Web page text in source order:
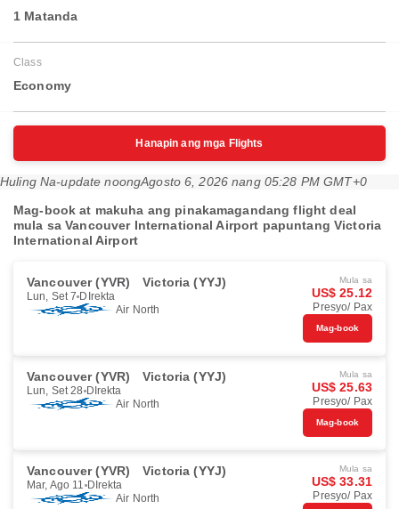
1 Matanda
Class
Economy
Hanapin ang mga Flights
Huling Na-update noongAgosto 6, 2026 nang 05:28 PM GMT+0
Mag-book at makuha ang pinakamagandang flight deal
mula sa Vancouver International Airport papuntang Victoria
International Airport
Vancouver (YVR) Victoria (YYJ)
Lun, Set 7 DIrekta
Air North
Mula sa
US$ 25.12
Presyo/ Pax
Mag-book
Vancouver (YVR) Victoria (YYJ)
Lun, Set 28 DIrekta
Air North
Mula sa
US$ 25.63
Presyo/ Pax
Mag-book
Vancouver (YVR) Victoria (YYJ)
Mar, Ago 11 DIrekta
Air North
Mula sa
US$ 33.31
Presyo/ Pax